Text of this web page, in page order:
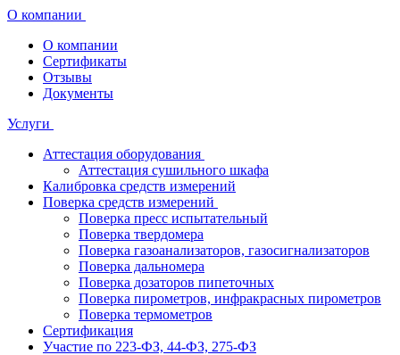
О компании
О компании
Сертификаты
Отзывы
Документы
Услуги
Аттестация оборудования
Аттестация сушильного шкафа
Калибровка средств измерений
Поверка средств измерений
Поверка пресс испытательный
Поверка твердомера
Поверка газоанализаторов, газосигнализаторов
Поверка дальномера
Поверка дозаторов пипеточных
Поверка пирометров, инфракрасных пирометров
Поверка термометров
Сертификация
Участие по 223-ФЗ, 44-ФЗ, 275-ФЗ